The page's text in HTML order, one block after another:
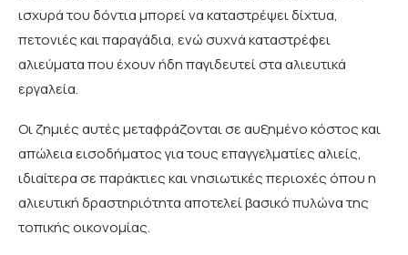
ισχυρά του δόντια μπορεί να καταστρέψει δίχτυα,
πετονιές και παραγάδια, ενώ συχνά καταστρέφει
αλιεύματα που έχουν ήδη παγιδευτεί στα αλιευτικά
εργαλεία.
Οι ζημιές αυτές μεταφράζονται σε αυξημένο κόστος και
απώλεια εισοδήματος για τους επαγγελματίες αλιείς,
ιδιαίτερα σε παράκτιες και νησιωτικές περιοχές όπου η
αλιευτική δραστηριότητα αποτελεί βασικό πυλώνα της
τοπικής οικονομίας.